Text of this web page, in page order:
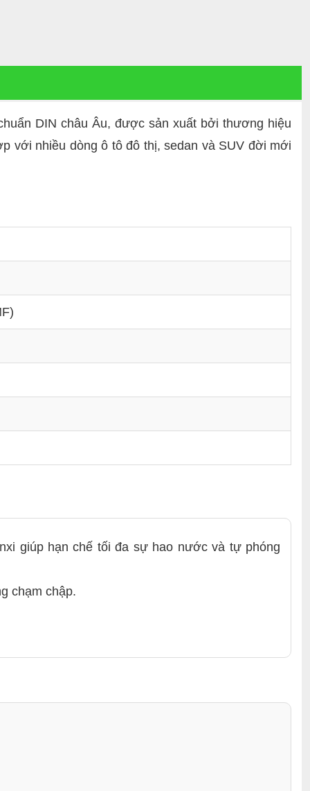
DIN châu Âu, được sản xuất bởi thương hiệu
với nhiều dòng ô tô đô thị, sedan và SUV đời mới
giúp hạn chế tối đa sự hao nước và tự phóng
chạm chập.